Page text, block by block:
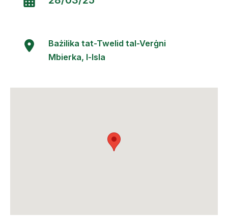
Bażilika tat-Twelid tal-Verġni
Mbierka, l-Isla